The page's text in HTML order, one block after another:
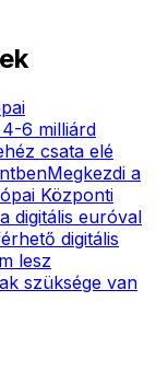
6 milliárd
csata elé
Megkezdi a
Központi
digitális euróval
digitális
lesz
szüksége van